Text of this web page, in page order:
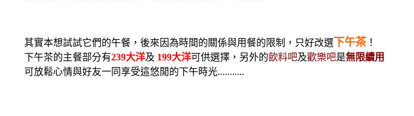
其實本想試試它們的午餐，後來因為時間的關係與用餐的限制，只好改選下午茶！
下午茶的主餐部分有239大洋及 199大洋可供選擇，另外的飲料吧及歡樂吧是無限續用
可放鬆心情與好友一同享受這悠閒的下午時光...........